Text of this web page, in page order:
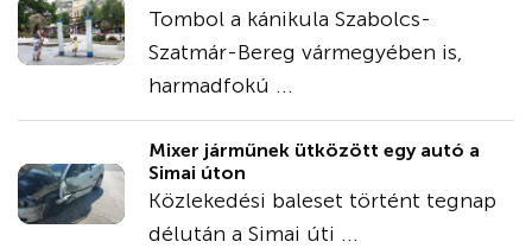
Tombol a kánikula Szabolcs-
Szatmár-Bereg vármegyében is,
harmadfokú ...
Mixer járműnek ütközött egy autó a
Simai úton
Közlekedési baleset történt tegnap
délután a Simai úti ...